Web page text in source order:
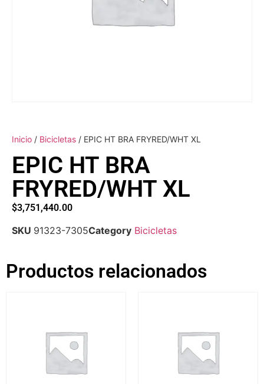
Inicio / Bicicletas / EPIC HT BRA FRYRED/WHT XL
EPIC HT BRA
FRYRED/WHT XL
$3,751,440.00
SKU 91323-7305Category Bicicletas
Productos relacionados